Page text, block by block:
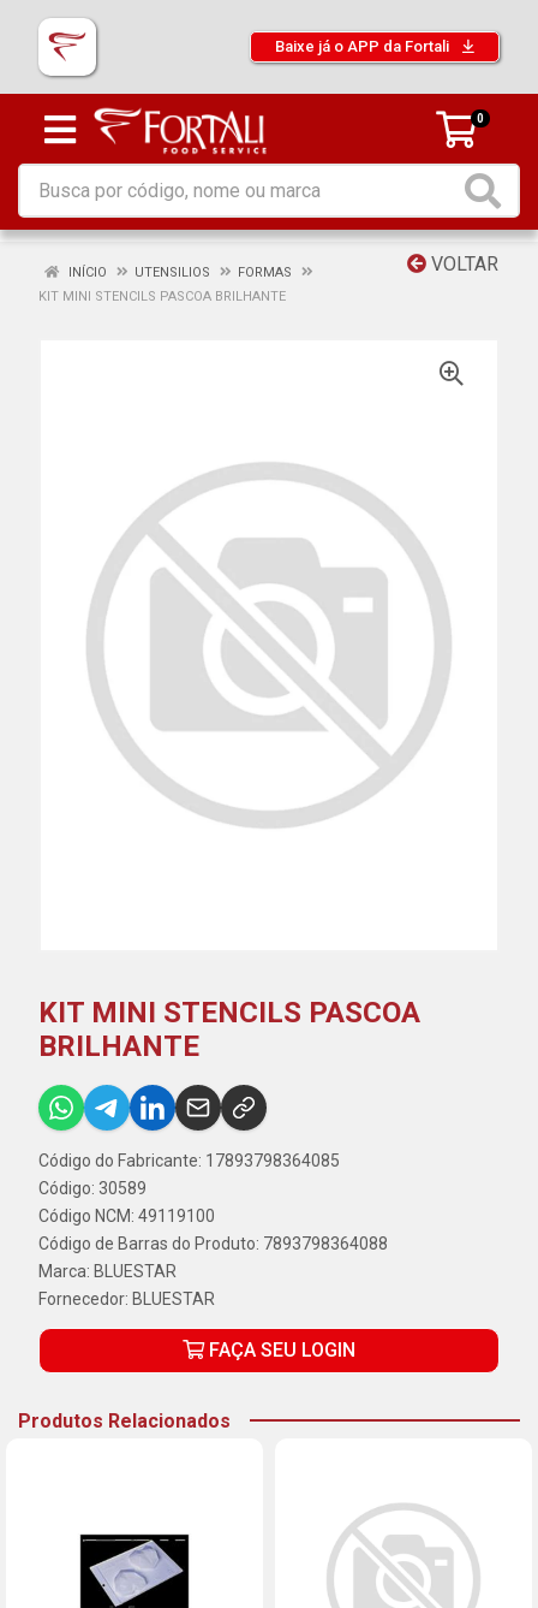
Baixe já o APP da Fortali
0
VOLTAR
INÍCIO UTENSILIOS
FORMAS
KIT MINI STENCILS PASCOA BRILHANTE
KIT MINI STENCILS PASCOA
BRILHANTE
Código do Fabricante: 17893798364085
Código: 30589
Código NCM: 49119100
Código de Barras do Produto: 7893798364088
Marca: BLUESTAR
Fornecedor: BLUESTAR
FAÇA SEU LOGIN
Produtos Relacionados